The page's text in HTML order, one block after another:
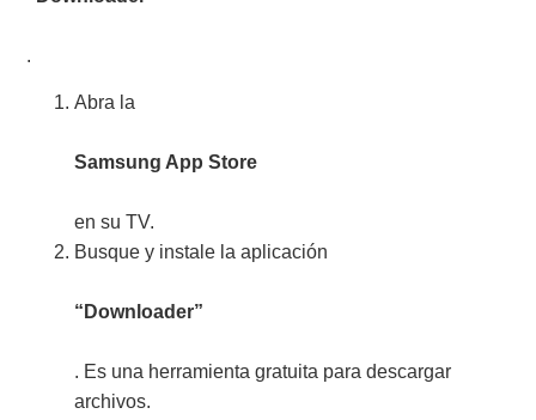
.
Abra la
Samsung App Store
en su TV.
Busque y instale la aplicación
“Downloader”
. Es una herramienta gratuita para descargar
archivos.